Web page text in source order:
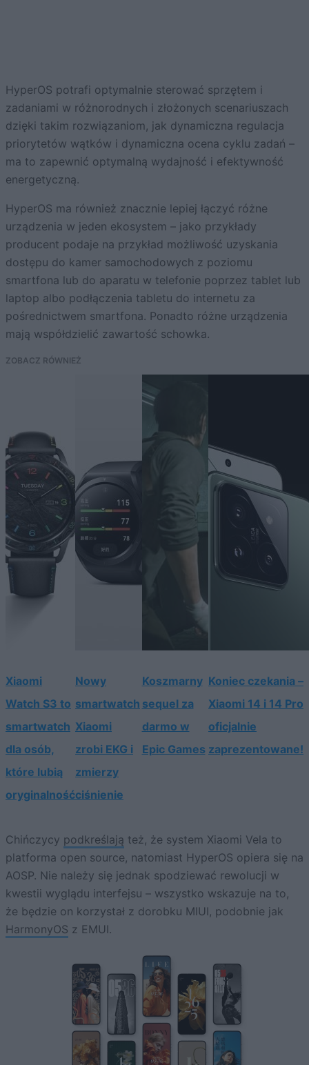
HyperOS potrafi optymalnie sterować sprzętem i
zadaniami w różnorodnych i złożonych scenariuszach
dzięki takim rozwiązaniom, jak dynamiczna regulacja
priorytetów wątków i dynamiczna ocena cyklu zadań –
ma to zapewnić optymalną wydajność i efektywność
energetyczną.
HyperOS ma również znacznie lepiej łączyć różne
urządzenia w jeden ekosystem – jako przykłady
producent podaje na przykład możliwość uzyskania
dostępu do kamer samochodowych z poziomu
smartfona lub do aparatu w telefonie poprzez tablet lub
laptop albo podłączenia tabletu do internetu za
pośrednictwem smartfona. Ponadto różne urządzenia
mają współdzielić zawartość schowka.
ZOBACZ RÓWNIEŻ
Xiaomi
Watch S3 to
smartwatch
dla osób,
które lubią
oryginalność
Nowy
smartwatch
Xiaomi
zrobi EKG i
zmierzy
ciśnienie
Koszmarny
sequel za
darmo w
Epic Games
Koniec czekania –
Xiaomi 14 i 14 Pro
oficjalnie
zaprezentowane!
Chińczycy podkreślają też, że system Xiaomi Vela to
platforma open source, natomiast HyperOS opiera się na
AOSP. Nie należy się jednak spodziewać rewolucji w
kwestii wyglądu interfejsu – wszystko wskazuje na to,
że będzie on korzystał z dorobku MIUI, podobnie jak
HarmonyOS z EMUI.